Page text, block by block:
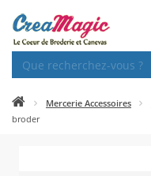
Mercerie Accessoires
broder